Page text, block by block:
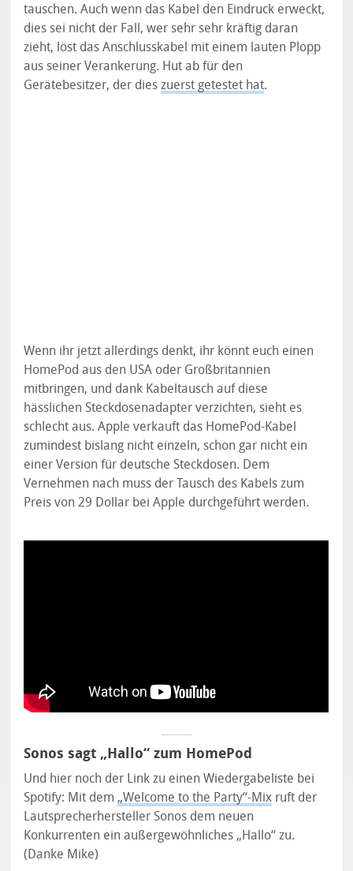
tauschen. Auch wenn das Kabel den Eindruck erweckt,
dies sei nicht der Fall, wer sehr sehr kräftig daran
zieht, löst das Anschlusskabel mit einem lauten Plopp
aus seiner Verankerung. Hut ab für den
Gerätebesitzer, der dies zuerst getestet hat.
Wenn ihr jetzt allerdings denkt, ihr könnt euch einen
HomePod aus den USA oder Großbritannien
mitbringen, und dank Kabeltausch auf diese
hässlichen Steckdosenadapter verzichten, sieht es
schlecht aus. Apple verkauft das HomePod-Kabel
zumindest bislang nicht einzeln, schon gar nicht ein
einer Version für deutsche Steckdosen. Dem
Vernehmen nach muss der Tausch des Kabels zum
Preis von 29 Dollar bei Apple durchgeführt werden.
Sonos sagt „Hallo“ zum HomePod
Und hier noch der Link zu einen Wiedergabeliste bei
Spotify: Mit dem „Welcome to the Party“-Mix ruft der
Lautsprecherhersteller Sonos dem neuen
Konkurrenten ein außergewöhnliches „Hallo“ zu.
(Danke Mike)